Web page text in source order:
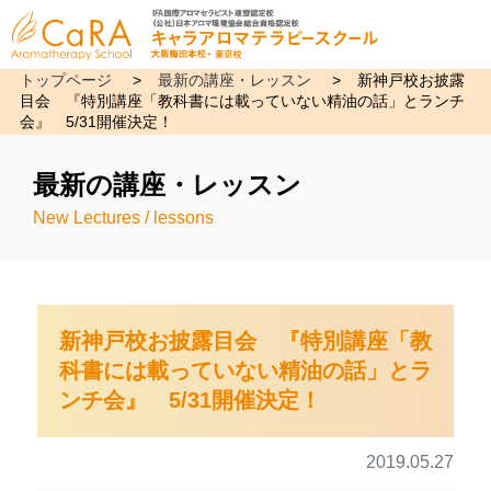
トップページ > 最新の講座・レッスン >
新神戸校お披露
目会 『特別講座「教科書には載っていない精油の話」とランチ
会』 5/31開催決定！
最新の講座・レッスン
New Lectures / lessons
新神戸校お披露目会 『特別講座「教
科書には載っていない精油の話」とラ
ンチ会』 5/31開催決定！
2019.05.27